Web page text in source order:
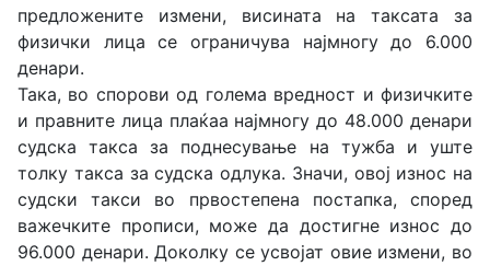
предложените измени, висината на таксата за
физички лица се ограничува најмногу до 6.000
денари.
Така, во спорови од голема вредност и физичките
и правните лица плаќаа најмногу до 48.000 денари
судска такса за поднесување на тужба и уште
толку такса за судска одлука. Значи, овој износ на
судски такси во првостепена постапка, според
важечките прописи, може да достигне износ до
96.000 денари. Доколку се усвојат овие измени, во